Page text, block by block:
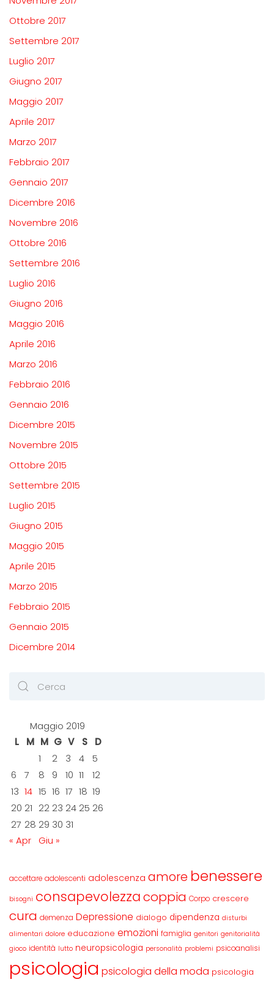
Ottobre 2017
Settembre 2017
Luglio 2017
Giugno 2017
Maggio 2017
Aprile 2017
Marzo 2017
Febbraio 2017
Gennaio 2017
Dicembre 2016
Novembre 2016
Ottobre 2016
Settembre 2016
Luglio 2016
Giugno 2016
Maggio 2016
Aprile 2016
Marzo 2016
Febbraio 2016
Gennaio 2016
Dicembre 2015
Novembre 2015
Ottobre 2015
Settembre 2015
Luglio 2015
Giugno 2015
Maggio 2015
Aprile 2015
Marzo 2015
Febbraio 2015
Gennaio 2015
Dicembre 2014
Maggio 2019
L
M M G V S
D
1
2 3 4
5
6
7 8 9 10 11
12
13 14 15 16 17 18 19
20 21 22 23 24 25 26
27 28 29 30 31
« Apr
Giu »
accettare adolescenti adolescenza amore benessere
bisogni consapevolezzacoppia Corpo crescere
cura demenza Depressione dialogo dipendenza disturbi
alimentari dolore educazione emozioni famiglia genitori genitorialità
gioco identità lutto neuropsicologia personalità problemi psicoanalisi
psicologia psicologia della moda psicologia